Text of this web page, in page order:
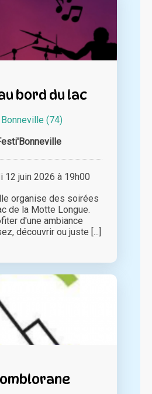
au bord du lac
Bonneville (74)
12 juin 2026 à 19h00
organise des soirées
de la Motte Longue.
d'une ambiance
découvrir ou juste [...]